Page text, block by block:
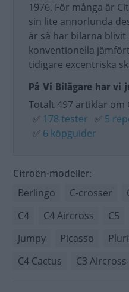
1976. För många är
sin lite annorlunda
år så har bilarna
konventionella
tidigare excentriska
På Vi Bilägare har vi
Totalt 497 artiklar om
✅ 178 tester ✅ 5
✅ 6 köpguider
Citroën-modeller:
Berlingo C-crosser
C4
C4 Aircross C5
Jumpy
Picasso
C4 Cactus
C3 Aircross